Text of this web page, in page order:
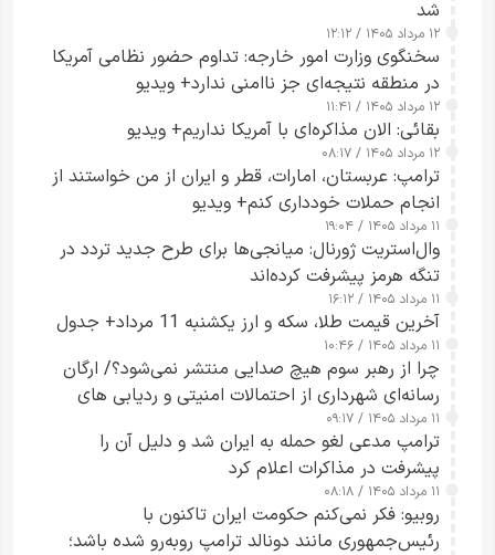
شد
۱۲ مرداد ۱۴۰۵ / ۱۲:۱۲
سخنگوی وزارت امور خارجه: تداوم حضور نظامی آمریکا
در منطقه نتیجه‌ای جز ناامنی ندارد+ ویدیو
۱۲ مرداد ۱۴۰۵ / ۱۱:۴۱
بقائی: الان مذاکره‌ای با آمریکا نداریم+ ویدیو
۱۲ مرداد ۱۴۰۵ / ۰۸:۱۷
ترامپ: عربستان، امارات، قطر و ایران از من خواستند از
انجام حملات خودداری کنم+ ویدیو
۱۱ مرداد ۱۴۰۵ / ۱۹:۰۴
وال‌استریت ژورنال: میانجی‌ها برای طرح جدید تردد در
تنگه هرمز پیشرفت کرده‌اند
۱۱ مرداد ۱۴۰۵ / ۱۶:۱۲
آخرین قیمت طلا، سکه و ارز یکشنبه 11 مرداد+ جدول
۱۱ مرداد ۱۴۰۵ / ۱۰:۴۶
چرا از رهبر سوم هیچ صدایی منتشر نمی‌شود؟/ ارگان
رسانه‌ای شهرداری از احتمالات امنیتی و ردیابی های
جاسوسی گفت
۱۱ مرداد ۱۴۰۵ / ۰۹:۱۷
ترامپ مدعی لغو حمله به ایران شد و دلیل آن را
پیشرفت در مذاکرات اعلام کرد
۱۱ مرداد ۱۴۰۵ / ۰۸:۱۸
روبیو: فکر نمی‌کنم حکومت ایران تاکنون با
رئیس‌جمهوری مانند دونالد ترامپ روبه‌رو شده باشد؛